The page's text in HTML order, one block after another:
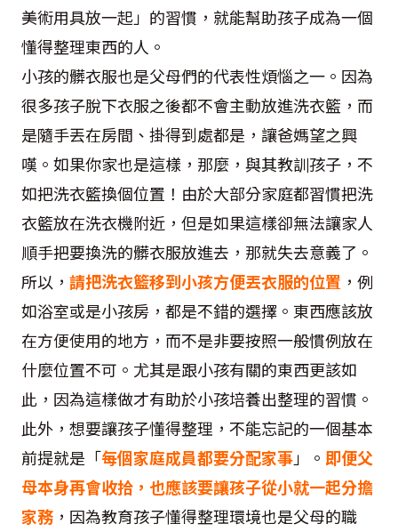
美術用具放一起」的習慣，就能幫助孩子成為一個
懂得整理東西的人。
小孩的髒衣服也是父母們的代表性煩惱之一。因為
很多孩子脫下衣服之後都不會主動放進洗衣籃，而
是隨手丟在房間、掛得到處都是，讓爸媽望之興
嘆。如果你家也是這樣，那麼，與其教訓孩子，不
如把洗衣籃換個位置！由於大部分家庭都習慣把洗
衣籃放在洗衣機附近，但是如果這樣卻無法讓家人
順手把要換洗的髒衣服放進去，那就失去意義了。
所以， 請把洗衣籃移到小孩方便丟衣服的位置 ，例
如浴室或是小孩房，都是不錯的選擇。東西應該放
在方便使用的地方，而不是非要按照一般慣例放在
什麼位置不可。尤其是跟小孩有關的東西更該如
此，因為這樣做才有助於小孩培養出整理的習慣。
此外，想要讓孩子懂得整理，不能忘記的一個基本
前提就是「每個家庭成員都要分配家事」。 即便父
母本身再會收拾，也應該要讓孩子從小就一起分擔
家務 ，因為教育孩子懂得整理環境也是父母的職